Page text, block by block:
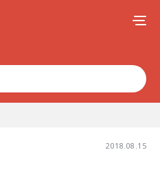
2018.08.15